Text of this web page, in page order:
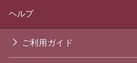
ヘルプ
ご利用ガイド